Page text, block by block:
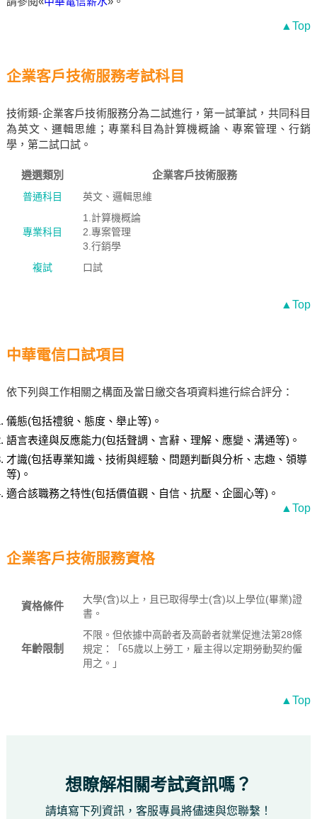
▲Top
企業客戶技術服務考試科目
技術類-企業客戶技術服務分為二試進行，第一試筆試，共同科目
為英文、邏輯思維；專業科目為計算機概論、專案管理、行銷
學，第二試口試。
遴選類別 企業客戶技術服務
普通科目 英文、邏輯思維
專業科目
1.計算機概論
2.專案管理
3.行銷學
複試
口試
▲Top
中華電信口試項目
依下列與工作相關之構面及當日繳交各項資料進行綜合評分：
儀態(包括禮貌、態度、舉止等)。
語言表達與反應能力(包括聲調、言辭、理解、應變、溝通等)。
才識(包括專業知識、技術與經驗、問題判斷與分析、志趣、領導
等)。
適合該職務之特性(包括價值觀、自信、抗壓、企圖心等)。
▲Top
企業客戶技術服務資格
資格條件
大學(含)以上，且已取得學士(含)以上學位(畢業)證
書。
年齡限制
不限。但依據中高齡者及高齡者就業促進法第28條
規定：「65歲以上勞工，雇主得以定期勞動契約僱
用之。」
▲Top
想瞭解相關考試資訊嗎？
請填寫下列資訊，客服專員將儘速與您聯繫！